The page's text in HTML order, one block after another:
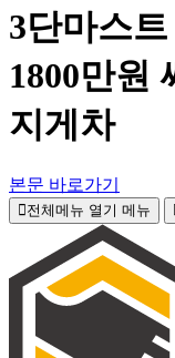
3단마스
1800만원
지게차
본문 바로가기
전체메뉴 열기 메뉴